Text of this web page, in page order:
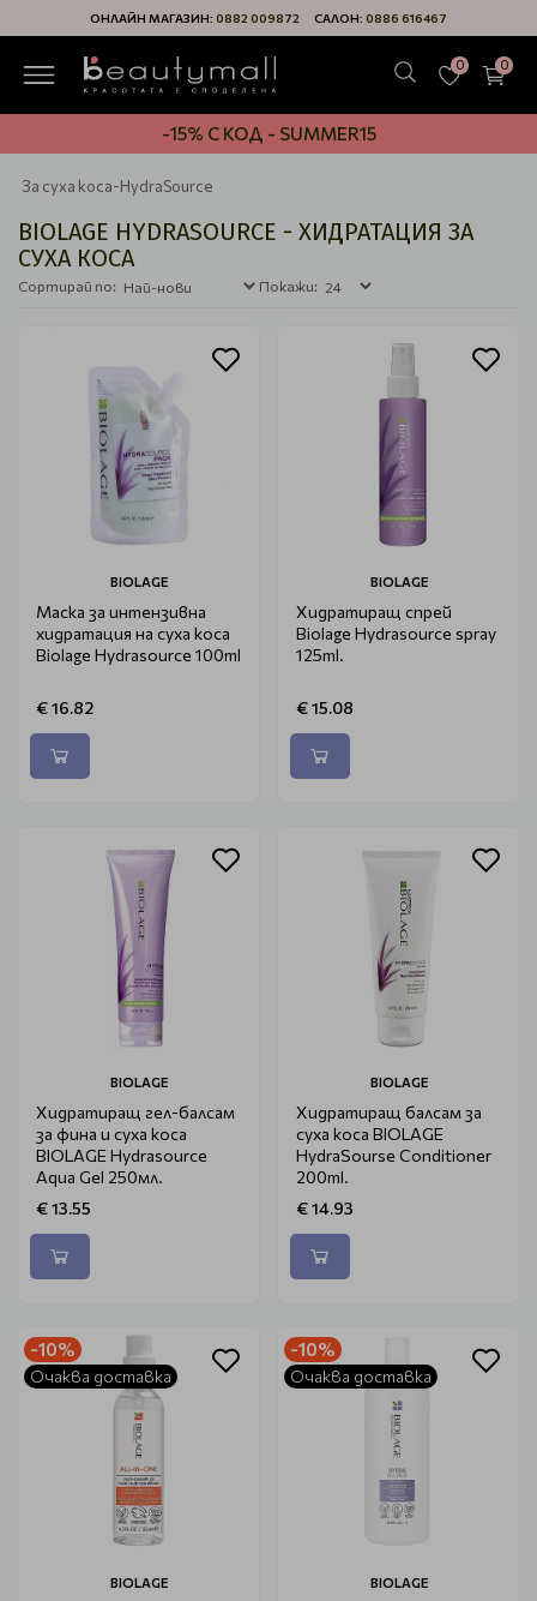
ОНЛАЙН МАГАЗИН: 0882 009872 САЛОН: 0886 616467
0 0
-15% С КОД - SUMMER15
За суха коса-HydraSource
BIOLAGE HYDRASOURCE - ХИДРАТАЦИЯ ЗА
СУХА КОСА
Сортирай по: Покажи:
BIOLAGE
Маска за интензивна
хидратация на суха коса
Biolage Hydrasource 100ml
€ 16.82
BIOLAGE
Хидратиращ спрей
Biolage Hydrasource spray
125ml.
€ 15.08
BIOLAGE
Хидратиращ гел-балсам
за фина и суха коса
BIOLAGE Hydrasource
Aqua Gel 250мл.
€ 13.55
BIOLAGE
Хидратиращ балсам за
суха коса BIOLAGE
HydraSourse Conditioner
200ml.
€ 14.93
-10%
Очаква доставка
BIOLAGE
-10%
Очаква доставка
BIOLAGE